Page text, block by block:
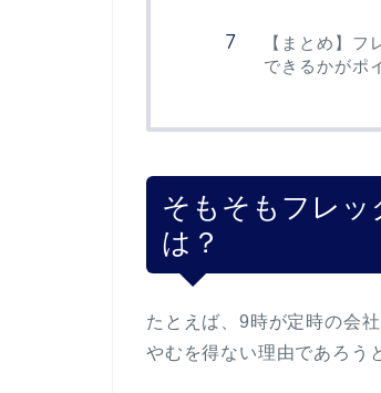
【まとめ】
できるかがポ
そもそもフレッ
は？
たとえば、9時が定時の会
やむを得ない理由であろう